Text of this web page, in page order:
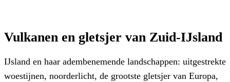
Vulkanen en gletsjer van Zuid-IJsland
IJsland en haar adembenemende landschappen: uitgestrekte
woestijnen, noorderlicht, de grootste gletsjer van Europa,